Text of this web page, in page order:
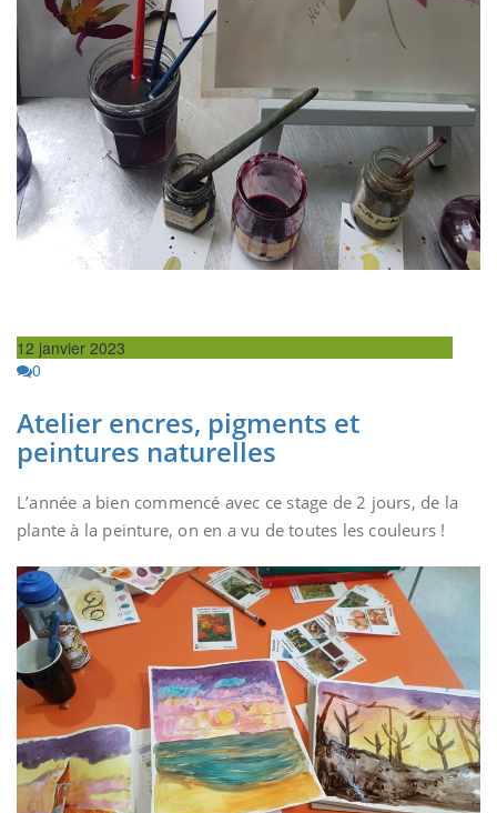
12 janvier 2023
0
Atelier encres, pigments et
peintures naturelles
L’année a bien commencé avec ce stage de 2 jours, de la
plante à la peinture, on en a vu de toutes les couleurs !